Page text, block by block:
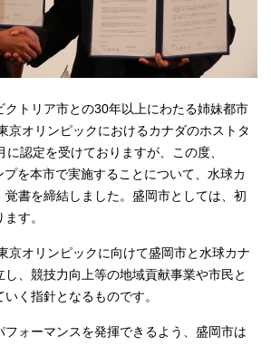
クトリア市との30年以上にわたる姉妹都市
京オリンピックにおけるカナダのホストタ
に認定を受けておりますが、この度、
を本市で実施することについて、水球カ
書を締結しました。盛岡市としては、初
す。
京オリンピックに向けて盛岡市と水球カナ
し、競技力向上等の地域貢献事業や市民と
く指針となるものです。
フォーマンスを発揮できるよう、盛岡市は